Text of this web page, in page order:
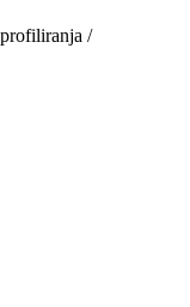
/